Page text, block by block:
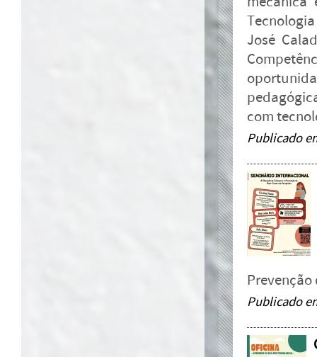
José
com
Publicado
Prevenção
Publicado